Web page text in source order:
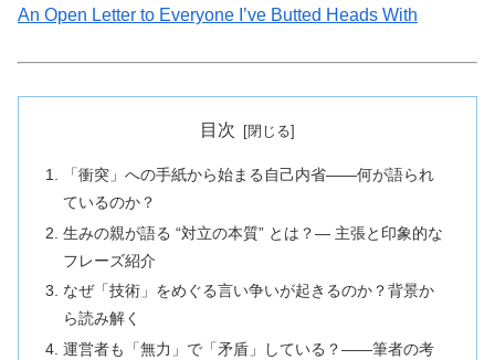
An Open Letter to Everyone I’ve Butted Heads With
目次
「衝突」への手紙から始まる自己内省——何が語られ
ているのか？
生みの親が語る “対立の本質” とは？— 主張と印象的な
フレーズ紹介
なぜ「技術」をめぐる言い争いが起きるのか？背景か
ら読み解く
運営者も「無力」で「矛盾」している？——筆者の考